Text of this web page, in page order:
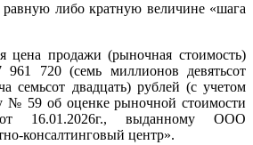
либо кратную величине «шага
цена продажи (рыночная стоимость)
720 (семь миллионов девятьсот
семьсот двадцать) рублей (с учетом
№ 59 об оценке рыночной стоимости
16.01.2026г., выданному ООО
консалтинговый центр».